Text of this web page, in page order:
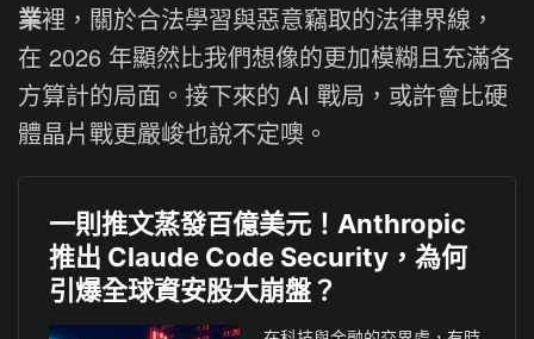
業裡，關於合法學習與惡意竊取的法律界線，
在 2026 年顯然比我們想像的更加模糊且充滿各
方算計的局面。接下來的 AI 戰局，或許會比硬
體晶片戰更嚴峻也說不定噢。